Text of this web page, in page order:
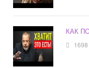
КАК
1698